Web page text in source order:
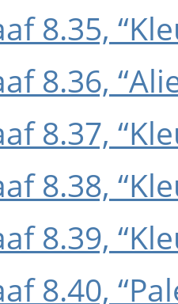
8.35,
8.36,
8.37,
8.38,
8.39,
8.40,